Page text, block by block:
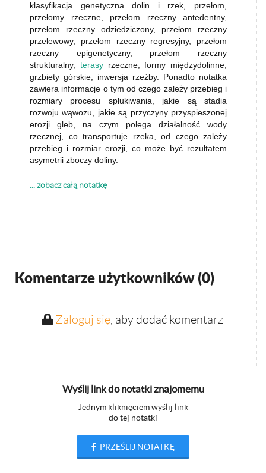
klasyfikacja genetyczna dolin i rzek, przełom,
przełomy rzeczne, przełom rzeczny antedentny,
przełom rzeczny odziedziczony, przełom rzeczny
przelewowy, przełom rzeczny regresyjny, przełom
rzeczny epigenetyczny, przełom rzeczny
strukturalny, terasyrzeczne, formy międzydolinne,
grzbiety górskie, inwersja rzeźby. Ponadto notatka
zawiera informacje o tym od czego zależy przebieg i
rozmiary procesu spłukiwania, jakie są stadia
rozwoju wąwozu, jakie są przyczyny przyspieszonej
erozji gleb, na czym polega działalność wody
rzecznej, co transportuje rzeka, od czego zależy
przebieg i rozmiar erozji, co może być rezultatem
asymetrii zboczy doliny.
... zobacz całą notatkę
Komentarze użytkowników (0)
Zaloguj się, aby dodać komentarz
Wyślij link do notatki znajomemu
Jednym kliknięciem wyślij link
do tej notatki
PRZEŚLIJ NOTATKĘ